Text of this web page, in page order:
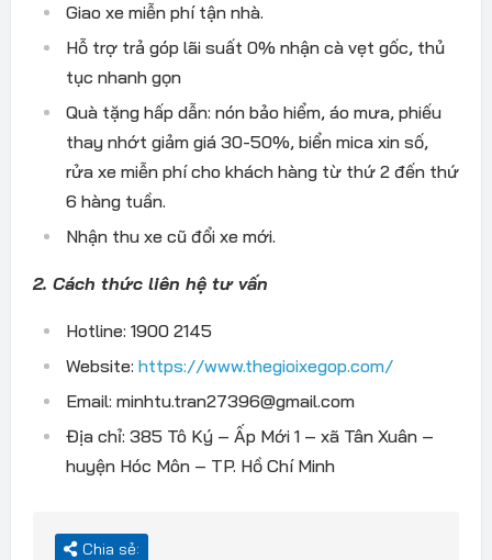
Giao xe miễn phí tận nhà.
Hỗ trợ trả góp lãi suất 0% nhận cà vẹt gốc, thủ
tục nhanh gọn
Quà tặng hấp dẫn: nón bảo hiểm, áo mưa, phiếu
thay nhớt giảm giá 30-50%, biển mica xin số,
rửa xe miễn phí cho khách hàng từ thứ 2 đến thứ
6 hàng tuần.
Nhận thu xe cũ đổi xe mới.
2. Cách thức liên hệ tư vấn
Hotline: 1900 2145
Website: https://www.thegioixegop.com/
Email: minhtu.tran27396@gmail.com
Địa chỉ: 385 Tô Ký – Ấp Mới 1 – xã Tân Xuân –
huyện Hóc Môn – TP. Hồ Chí Minh
Chia sẻ: